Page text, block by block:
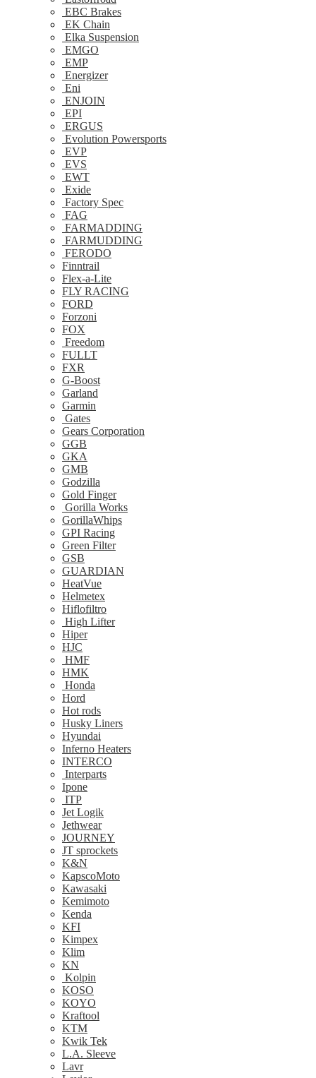
EBC Brakes
EK Chain
Elka Suspension
EMGO
EMP
Energizer
Eni
ENJOIN
EPI
ERGUS
Evolution Powersports
EVP
EVS
EWT
Exide
Factory Spec
FAG
FARMADDING
FARMUDDING
FERODO
Finntrail
Flex-a-Lite
FLY RACING
FORD
Forzoni
FOX
Freedom
FULLT
FXR
G-Boost
Garland
Garmin
Gates
Gears Corporation
GGB
GKA
GMB
Godzilla
Gold Finger
Gorilla Works
GorillaWhips
GPI Racing
Green Filter
GSB
GUARDIAN
HeatVue
Helmetex
Hiflofiltro
High Lifter
Hiper
HJC
HMF
HMK
Honda
Hord
Hot rods
Husky Liners
Hyundai
Inferno Heaters
INTERCO
Interparts
Ipone
ITP
Jet Logik
Jethwear
JOURNEY
JT sprockets
K&N
KapscoMoto
Kawasaki
Kemimoto
Kenda
KFI
Kimpex
Klim
KN
Kolpin
KOSO
KOYO
Kraftool
KTM
Kwik Tek
L.A. Sleeve
Lavr